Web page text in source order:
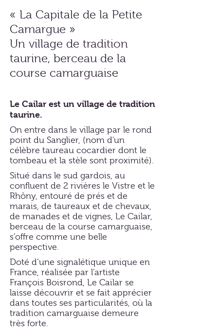
« La Capitale de la Petite
Camargue »
Un village de tradition
taurine, berceau de la
course camarguaise
Le Cailar est un village de tradition
taurine.
On entre dans le village par le rond
point du Sanglier, (nom d'un
célèbre taureau cocardier dont le
tombeau et la stèle sont proximité).
Situé dans le sud gardois, au
confluent de 2 rivières le Vistre et le
Rhôny, entouré de prés et de
marais, de taureaux et de chevaux,
de manades et de vignes, Le Cailar,
berceau de la course camarguaise,
s’offre comme une belle
perspective.
Doté d’une signalétique unique en
France, réalisée par l’artiste
François Boisrond, Le Cailar se
laisse découvrir et se fait apprécier
dans toutes ses particularités, où la
tradition camarguaise demeure
très forte.